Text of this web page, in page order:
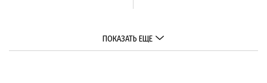
ПОКАЗАТЬ ЕЩЕ